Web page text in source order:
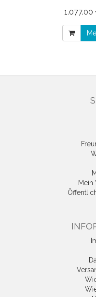
1.077.00
Mein